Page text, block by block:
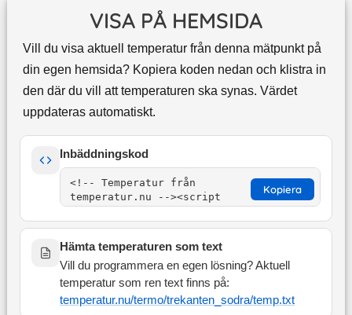
VISA PÅ HEMSIDA
Vill du visa aktuell temperatur från denna mätpunkt på
din egen hemsida? Kopiera koden nedan och klistra in
den där du vill att temperaturen ska synas. Värdet
uppdateras automatiskt.
Inbäddningskod
Kopiera
Hämta temperaturen som text
Vill du programmera en egen lösning? Aktuell
temperatur som ren text finns på:
temperatur.nu/termo/trekanten_sodra/temp.txt